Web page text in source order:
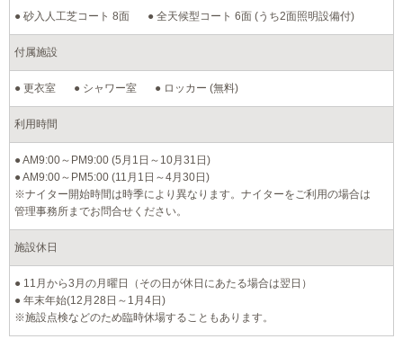
● 砂入人工芝コート 8面 ● 全天候型コート 6面 (うち2面照明設備付)
付属施設
● 更衣室 ● シャワー室 ● ロッカー (無料)
利用時間
● AM9:00～PM9:00 (5月1日～10月31日)
● AM9:00～PM5:00 (11月1日～4月30日)
※ナイター開始時間は時季により異なります。ナイターをご利用の場合は
管理事務所までお問合せください。
施設休日
● 11月から3月の月曜日（その日が休日にあたる場合は翌日）
● 年末年始(12月28日～1月4日)
※施設点検などのため臨時休場することもあります。